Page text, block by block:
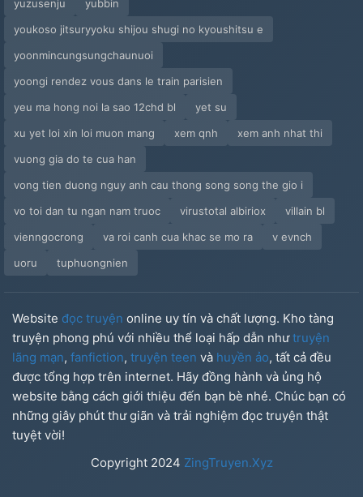
yuzusenju
yubbin
youkoso jitsuryyoku shijou shugi no kyoushitsu e
yoonmincungsungchaunuoi
yoongi rendez vous dans le train parisien
yeu ma hong noi la sao 12chd bl
yet su
xu yet loi xin loi muon mang
xem qnh
xem anh nhat thi
vuong gia do te cua han
vong tien duong nguy anh cau thong song song the gio i
vo toi dan tu ngan nam truoc
virustotal albiriox
villain bl
vienngocrong
va roi canh cua khac se mo ra
v evnch
uoru
tuphuongnien
Website đọc truyện online uy tín và chất lượng. Kho tàng
truyện phong phú với nhiều thể loại hấp dẫn nhưtruyện
lãng mạn, fanfiction, truyện teen và huyền ảo, tất cả đều
được tổng hợp trên internet. Hãy đồng hành và ủng hộ
website bằng cách giới thiệu đến bạn bè nhé. Chúc bạn có
những giây phút thư giãn và trải nghiệm đọc truyện thật
tuyệt vời!
Copyright 2024 ZingTruyen.Xyz